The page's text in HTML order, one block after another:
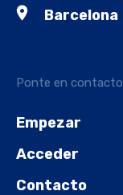
Ponte en contacto
Empezar
Acceder
Contacto
Barcelona